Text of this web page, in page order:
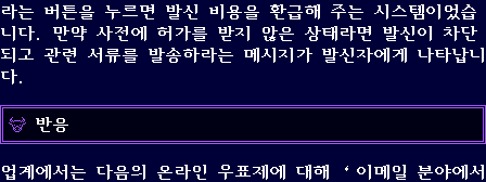
라는 버튼을 누르면 발신 비용을 환급해 주는 시스템이었습
니다. 만약 사전에 허가를 받지 않은 상태라면 발신이 차단
되고 관련 서류를 발송하라는 메시지가 발신자에게 나타납니
다.
반응
업계에서는 다음의 온라인 우표제에 대해 ‘이메일 분야에서